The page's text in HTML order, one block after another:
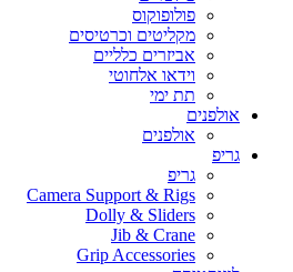
פולופוקוס
מקליטים וכרטיסים
אביזרים כלליים
וידאו אלחוטי
תת ימי
אולפנים
אולפנים
גריפ
גריפ
Camera Support & Rigs
Dolly & Sliders
Jib & Crane
Grip Accessories